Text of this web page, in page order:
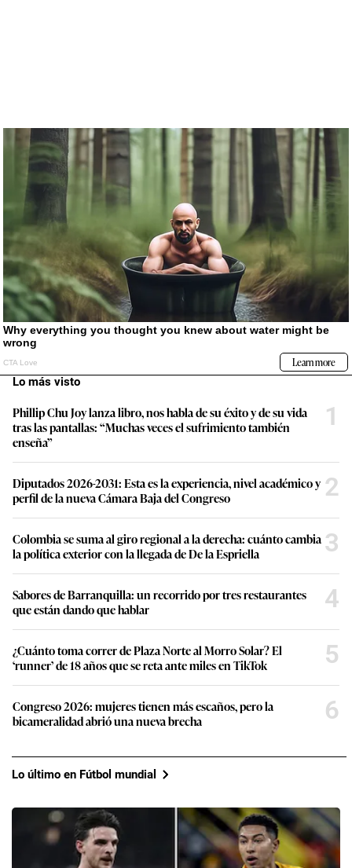
Lo más visto
Phillip Chu Joy lanza libro, nos habla de su éxito y de su vida
tras las pantallas: “Muchas veces el sufrimiento también
enseña”
1
Diputados 2026-2031: Esta es la experiencia, nivel académico y
perfil de la nueva Cámara Baja del Congreso
2
Colombia se suma al giro regional a la derecha: cuánto cambia
la política exterior con la llegada de De la Espriella
3
Sabores de Barranquilla: un recorrido por tres restaurantes
que están dando que hablar
4
¿Cuánto toma correr de Plaza Norte al Morro Solar? El
‘runner’ de 18 años que se reta ante miles en TikTok
5
Congreso 2026: mujeres tienen más escaños, pero la
bicameralidad abrió una nueva brecha
6
Lo último en Fútbol mundial